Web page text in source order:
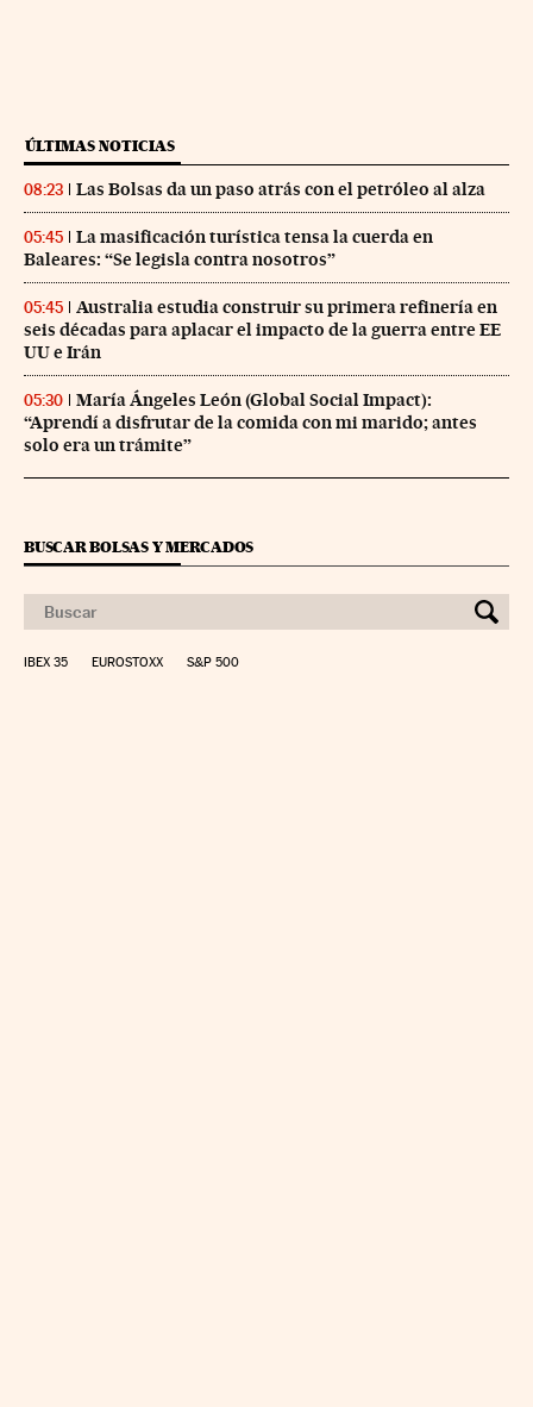
ÚLTIMAS NOTICIAS
08:23 Las Bolsas da un paso atrás con el petróleo al alza
05:45
La masificación turística tensa la cuerda en
Baleares: “Se legisla contra nosotros”
05:45
Australia estudia construir su primera refinería en
seis décadas para aplacar el impacto de la guerra entre EE
UU e Irán
05:30
María Ángeles León (Global Social Impact):
“Aprendí a disfrutar de la comida con mi marido; antes
solo era un trámite”
BUSCAR BOLSAS Y MERCADOS
IBEX 35 EUROSTOXX S&P 500